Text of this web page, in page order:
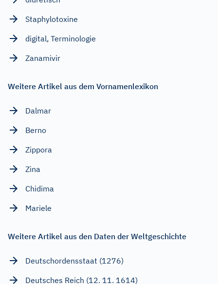
Staphylotoxine
digital, Terminologie
Zanamivir
Weitere Artikel aus dem Vornamenlexikon
Dalmar
Berno
Zippora
Zina
Chidima
Mariele
Weitere Artikel aus den Daten der Weltgeschichte
Deutschordensstaat (1276)
Deutsches Reich (12. 11. 1614)